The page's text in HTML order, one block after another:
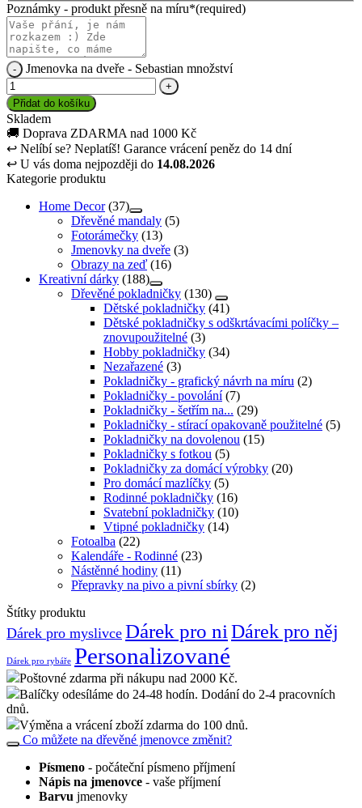
Poznámky - produkt přesně na míru*(required)
Jmenovka na dveře - Sebastian množství
Přidat do košíku
Skladem
🚚 Doprava ZDARMA nad 1000 Kč
↩ Nelíbí se? Neplatíš! Garance vrácení peněz do 14 dní
↩ U vás doma nejpozději do 14.08.2026
Kategorie produktu
Home Decor (37)
Dřevěné mandaly (5)
Fotorámečky (13)
Jmenovky na dveře (3)
Obrazy na zeď (16)
Kreativní dárky (188)
Dřevěné pokladničky (130)
Dětské pokladničky (41)
Dětské pokladničky s odškrtávacími políčky –
znovupoužitelné (3)
Hobby pokladničky (34)
Nezařazené (3)
Pokladničky - grafický návrh na míru (2)
Pokladničky - povolání (7)
Pokladničky - šetřím na... (29)
Pokladničky - stírací opakovaně použitelné (5)
Pokladničky na dovolenou (15)
Pokladničky s fotkou (5)
Pokladničky za domácí výrobky (20)
Pro domácí mazlíčky (5)
Rodinné pokladničky (16)
Svatební pokladničky (10)
Vtipné pokladničky (14)
Fotoalba (22)
Kalendáře - Rodinné (23)
Nástěnné hodiny (11)
Přepravky na pivo a pivní sbírky (2)
Štítky produktu
Dárek pro myslivce Dárek pro niDárek pro něj
Dárek pro rybáře Personalizované
Poštovné zdarma při nákupu nad 2000 Kč.
Balíčky odesíláme do 24-48 hodín. Dodání do 2-4 pracovních
dnů.
Výměna a vrácení zboží zdarma do 100 dnů.
Co můžete na dřevěné jmenovce změnit?
Písmeno - počáteční písmeno příjmení
Nápis na jmenovce - vaše příjmení
Barvu jmenovky